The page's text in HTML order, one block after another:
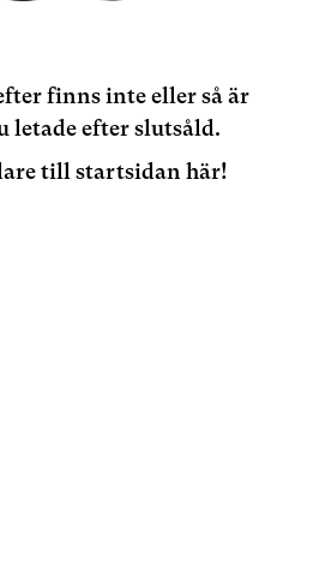
finns inte eller så är
letade efter slutsåld.
till startsidan här!